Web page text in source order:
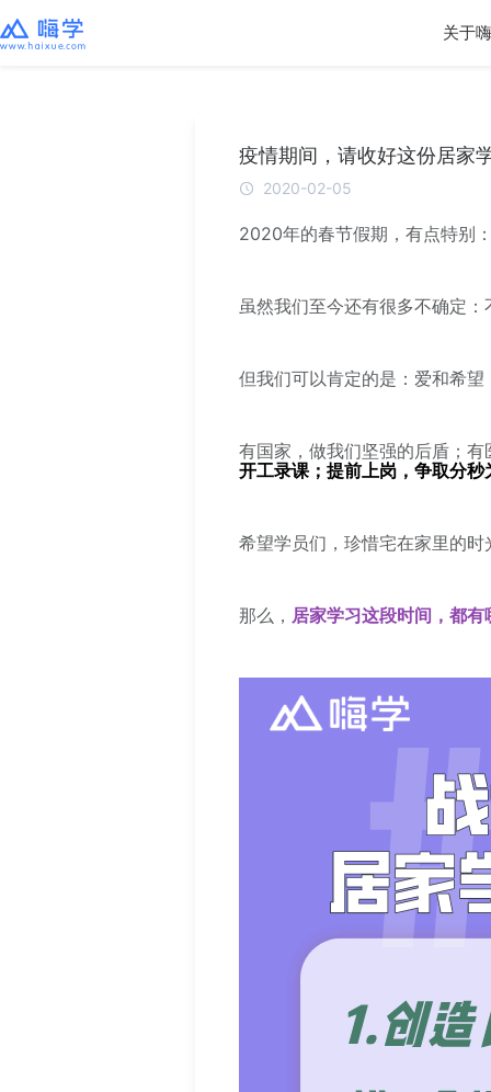
关于
疫情期间，请收好这份居家
2020-02-05
2020年的春节假期，有点特别
虽然我们至今还有很多不确定
但我们可以肯定的是：爱和希
有国家，做我们坚强的后盾；
开工录课；提前上岗，争取分秒
希望学员们，珍惜宅在家里的
那么， 居家学习这段时间，都有